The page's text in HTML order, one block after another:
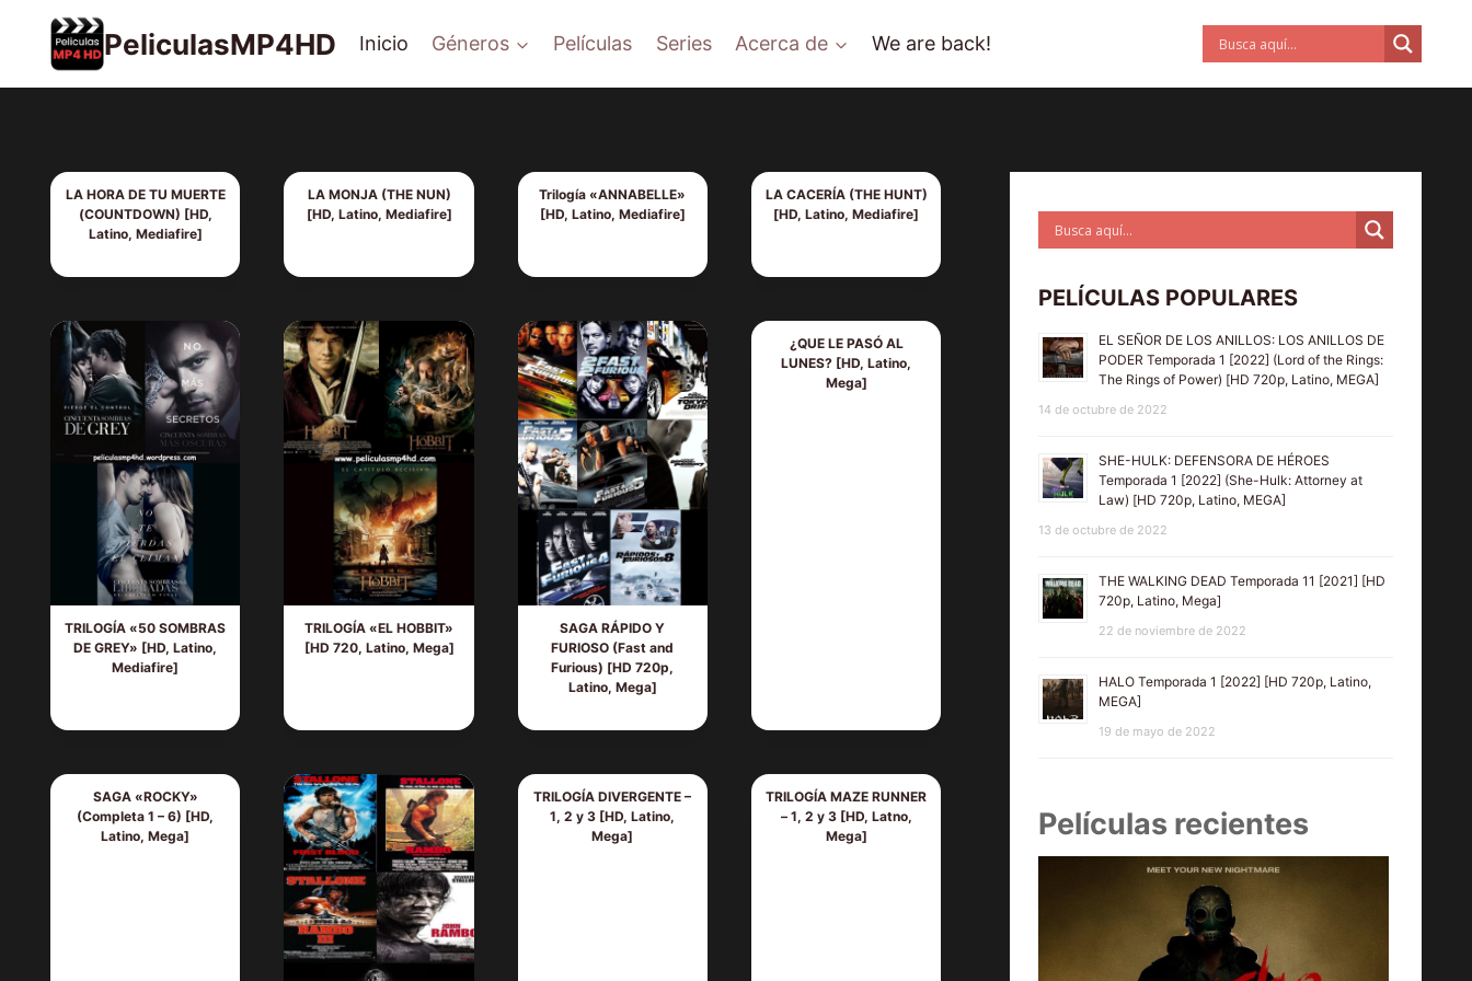
contenido
PeliculasMP4HD Inicio Géneros Películas Series Acerca de We are back!
LA HORA DE TU MUERTE
(COUNTDOWN) [HD,
Latino, Mediafire]
LA MONJA (THE NUN)
[HD, Latino, Mediafire]
Trilogía «ANNABELLE»
[HD, Latino, Mediafire]
LA CACERÍA (THE HUNT)
[HD, Latino, Mediafire]
TRILOGÍA «50 SOMBRAS
DE GREY» [HD, Latino,
Mediafire]
TRILOGÍA «EL HOBBIT»
[HD 720, Latino, Mega]
SAGA RÁPIDO Y
FURIOSO (Fast and
Furious) [HD 720p,
Latino, Mega]
¿QUE LE PASÓ AL
LUNES? [HD, Latino,
Mega]
SAGA «ROCKY»
(Completa 1 – 6) [HD,
Latino, Mega]
TRILOGÍA DIVERGENTE –
1, 2 y 3 [HD, Latino,
Mega]
TRILOGÍA MAZE RUNNER
– 1, 2 y 3 [HD, Latno,
Mega]
PELÍCULAS POPULARES
EL SEÑOR DE LOS ANILLOS: LOS ANILLOS DE
PODER Temporada 1 [2022] (Lord of the Rings:
The Rings of Power) [HD 720p, Latino, MEGA]
14 de octubre de 2022
SHE-HULK: DEFENSORA DE HÉROES
Temporada 1 [2022] (She-Hulk: Attorney at
Law) [HD 720p, Latino, MEGA]
13 de octubre de 2022
THE WALKING DEAD Temporada 11 [2021] [HD
720p, Latino, Mega]
22 de noviembre de 2022
HALO Temporada 1 [2022] [HD 720p, Latino,
MEGA]
19 de mayo de 2022
Películas recientes